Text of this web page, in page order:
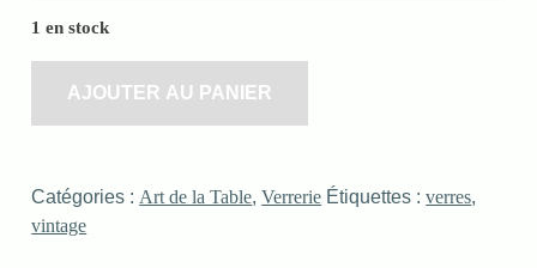
1 en stock
AJOUTER AU PANIER
Catégories : Art de la Table,Verrerie Étiquettes :verres,
vintage